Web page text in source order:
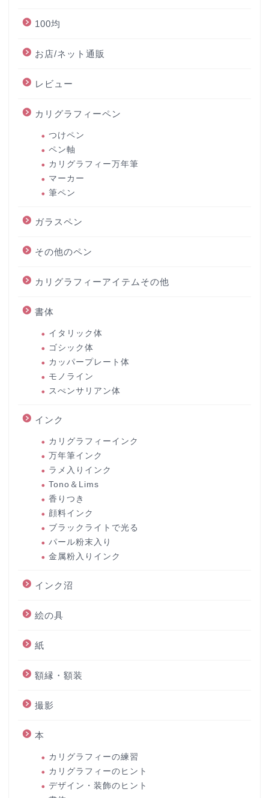
100均
お店/ネット通販
レビュー
カリグラフィーペン
つけペン
ペン軸
カリグラフィー万年筆
マーカー
筆ペン
ガラスペン
その他のペン
カリグラフィーアイテムその他
書体
イタリック体
ゴシック体
カッパープレート体
モノライン
スぺンサリアン体
インク
カリグラフィーインク
万年筆インク
ラメ入りインク
Tono＆Lims
香りつき
顔料インク
ブラックライトで光る
パール粉末入り
金属粉入りインク
インク沼
絵の具
紙
額縁・額装
撮影
本
カリグラフィーの練習
カリグラフィーのヒント
デザイン・装飾のヒント